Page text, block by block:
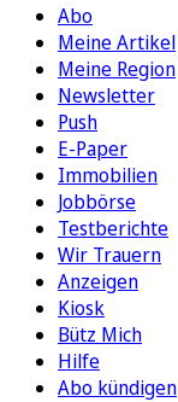
Abo
Meine Artikel
Meine Region
Newsletter
Push
E-Paper
Immobilien
Jobbörse
Testberichte
Wir Trauern
Anzeigen
Kiosk
Bütz Mich
Hilfe
Abo kündigen